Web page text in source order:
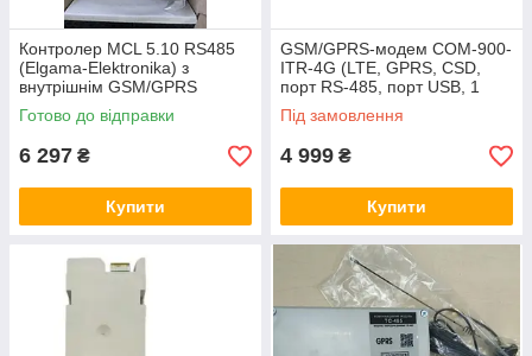
Контролер MCL 5.10 RS485
(Elgama-Elektronika) з
внутрішнім GSM/GPRS
модемом до лічильників
GAMA
Готово до відправки
6 297 ₴
Купити
GSM/GPRS-модем СОМ-900-
ITR-4G (LTE, GPRS, CSD,
порт RS-485, порт USB, 1
SIM) для лічильників ITRON
ACE6000, SL7000
Під замовлення
4 999 ₴
Купити